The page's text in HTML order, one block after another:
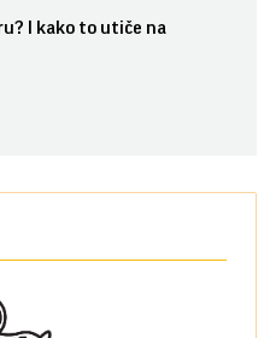
I kako to utiče na